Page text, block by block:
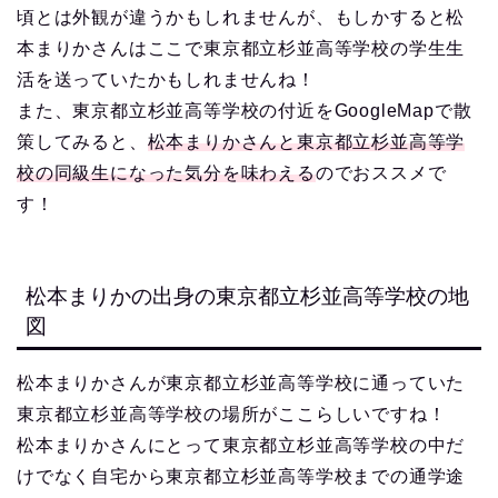
頃とは外観が違うかもしれませんが、もしかすると松
本まりかさんはここで東京都立杉並高等学校の学生生
活を送っていたかもしれませんね！
また、東京都立杉並高等学校の付近をGoogleMapで散
策してみると、 松本まりかさんと東京都立杉並高等学
校の同級生になった気分を味わえるのでおススメで
す！
松本まりかの出身の東京都立杉並高等学校の地
図
松本まりかさんが東京都立杉並高等学校に通っていた
東京都立杉並高等学校の場所がここらしいですね！
松本まりかさんにとって東京都立杉並高等学校の中だ
けでなく自宅から東京都立杉並高等学校までの通学途